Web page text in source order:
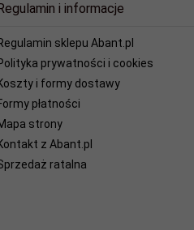
i informacje
sklepu Abant.pl
prywatności i cookies
i formy dostawy
płatności
strony
z Abant.pl
ratalna